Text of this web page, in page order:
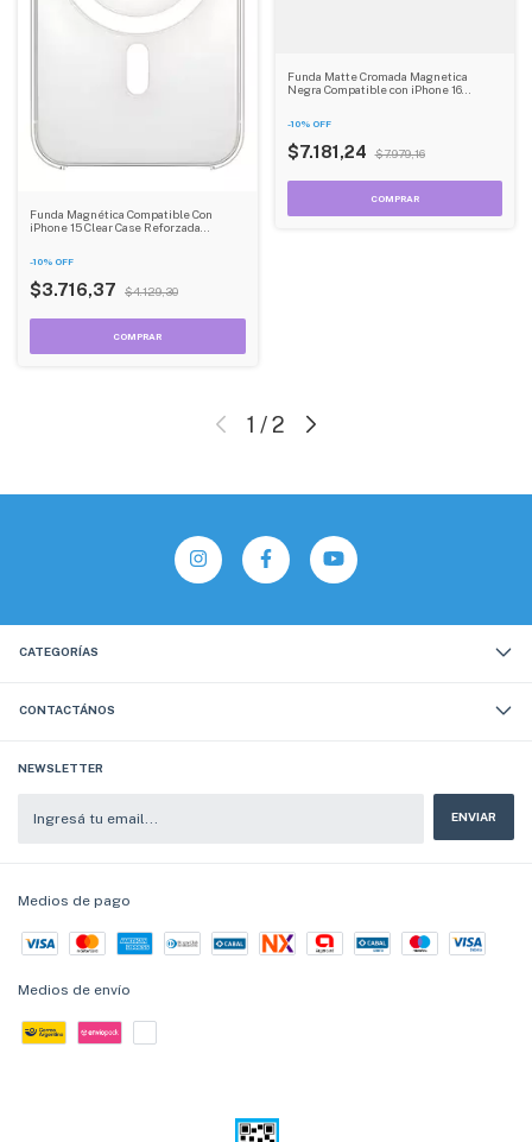
Funda Magnética Compatible Con
iPhone 15 Clear Case Reforzada
-10% OFF
$3.716,37 $4.129,30
Funda Matte Cromada Magnetica
Negra Compatible con iPhone 16
-10% OFF
$7.181,24 $7.979,16
1 /2
CATEGORÍAS
CONTACTÁNOS
NEWSLETTER
Medios de pago
Medios de envío